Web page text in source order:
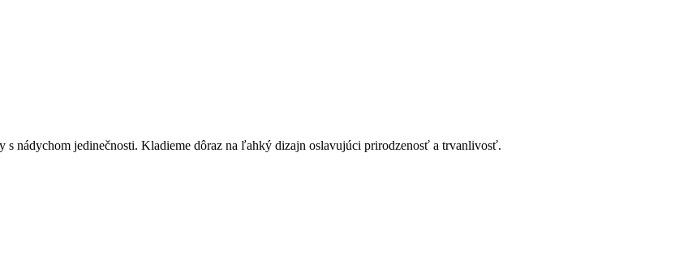
nádychom jedinečnosti. Kladieme dôraz na ľahký dizajn oslavujúci prirodzenosť a trvanlivosť.